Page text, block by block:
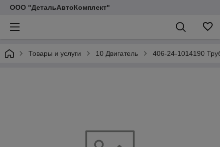
ООО "ДетальАвтоКомплект"
Товары и услуги 10 Двигатель 406-24-1014190